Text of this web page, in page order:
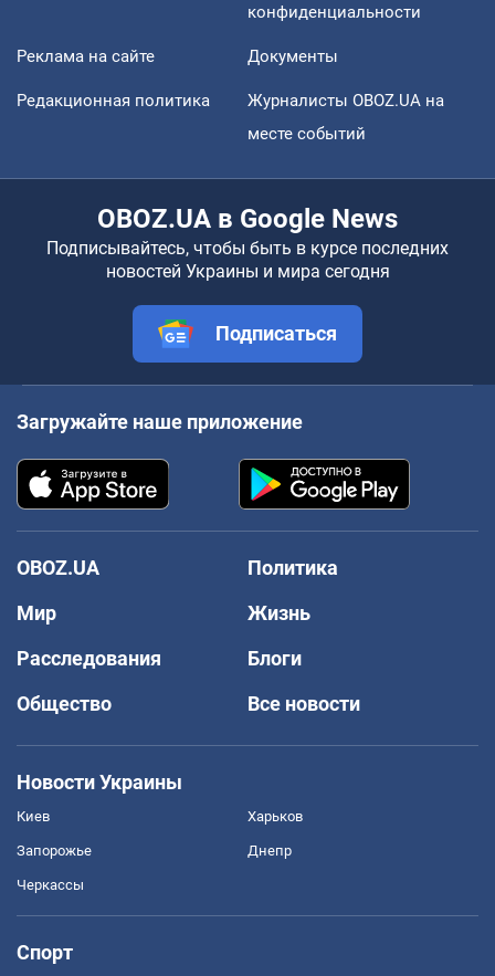
конфиденциальности
Реклама на сайте Документы
Редакционная политика
Журналисты OBOZ.UA на
месте событий
OBOZ.UA в Google News
Подписывайтесь, чтобы быть в курсе последних
новостей Украины и мира сегодня
Подписаться
Загружайте наше приложение
OBOZ.UA
Политика
Мир
Жизнь
Расследования
Блоги
Общество
Все новости
Новости Украины
Киев Харьков
Запорожье Днепр
Черкассы
Спорт